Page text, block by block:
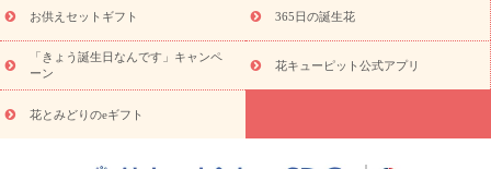
ド
お花の種類 トルコキキョウ
お祝い お祝い・3000円～ お祝い・4000円～
お祝い・
5000円～
お祝い・7000円～ お祝い・ 10000円～
お供え・お
悔やみ
円～
お供え・お悔やみ・
お供えセットギフト 365日の誕生花
「きょう誕生日なんです」キャンペ
ーン
花キューピット公式アプリ
花とみどりのeギフト